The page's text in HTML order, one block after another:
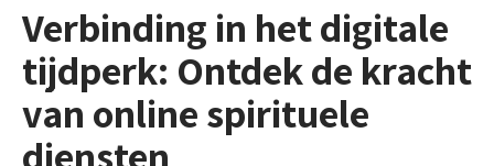
Verbinding in het digitale
tijdperk: Ontdek de kracht
van online spirituele
diensten